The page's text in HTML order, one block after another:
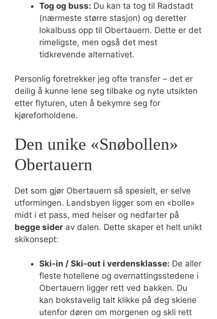
Tog og buss: Du kan ta tog til Radstadt
(nærmeste større stasjon) og deretter
lokalbuss opp til Obertauern. Dette er det
rimeligste, men også det mest
tidkrevende alternativet.
Personlig foretrekker jeg ofte transfer – det er
deilig å kunne lene seg tilbake og nyte utsikten
etter flyturen, uten å bekymre seg for
kjøreforholdene.
Den unike «Snøbollen»
Obertauern
Det som gjør Obertauern så spesielt, er selve
utformingen. Landsbyen ligger som en «bolle»
midt i et pass, med heiser og nedfarter på
begge sider av dalen. Dette skaper et helt unikt
skikonsept:
Ski-in / Ski-out i verdensklasse: De aller
fleste hotellene og overnattingsstedene i
Obertauern ligger rett ved bakken. Du
kan bokstavelig talt klikke på deg skiene
utenfor døren om morgenen og skli rett